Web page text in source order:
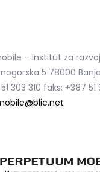
– Institut za
5 78000
303 310 faks: +387 51